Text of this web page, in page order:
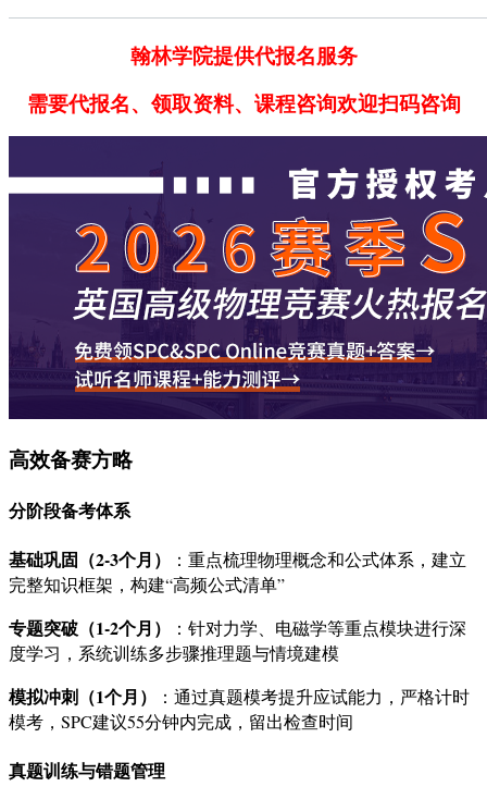
翰林学院提供代报名服务
需要代报名、领取资料、课程咨询欢迎扫码咨询
高效备赛方略
分阶段备考体系
基础巩固（2-3个月）
：重点梳理物理概念和公式体系，建立
完整知识框架，构建“高频公式清单”
专题突破（1-2个月）
：针对力学、电磁学等重点模块进行深
度学习，系统训练多步骤推理题与情境建模
模拟冲刺（1个月）
：通过真题模考提升应试能力，严格计时
模考，SPC建议55分钟内完成，留出检查时间
真题训练与错题管理